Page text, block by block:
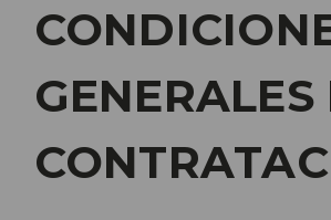
GENERALES